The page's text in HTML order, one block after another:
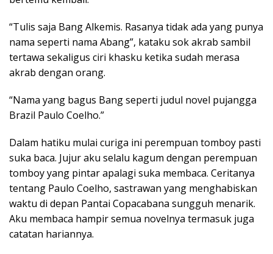
“Tulis saja Bang Alkemis. Rasanya tidak ada yang punya
nama seperti nama Abang”, kataku sok akrab sambil
tertawa sekaligus ciri khasku ketika sudah merasa
akrab dengan orang.
“Nama yang bagus Bang seperti judul novel pujangga
Brazil Paulo Coelho.”
Dalam hatiku mulai curiga ini perempuan tomboy pasti
suka baca. Jujur aku selalu kagum dengan perempuan
tomboy yang pintar apalagi suka membaca. Ceritanya
tentang Paulo Coelho, sastrawan yang menghabiskan
waktu di depan Pantai Copacabana sungguh menarik.
Aku membaca hampir semua novelnya termasuk juga
catatan hariannya.